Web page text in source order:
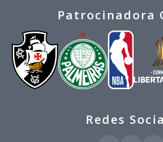
Patrocinadora
Redes